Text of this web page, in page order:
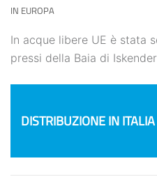
IN EUROPA
In acque libere UE è stata
pressi della Baia di
DISTRIBUZIONE IN ITALIA